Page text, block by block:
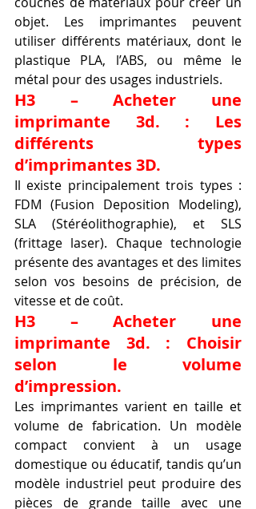
objet. Les imprimantes peuvent
utiliser différents matériaux, dont le
plastique PLA, l’ABS, ou même le
métal pour des usages industriels.
H3 – Acheter une
imprimante 3d. : Les
différents types
d’imprimantes 3D.
Il existe principalement trois types :
FDM (Fusion Deposition Modeling),
SLA (Stéréolithographie), et SLS
(frittage laser). Chaque technologie
présente des avantages et des limites
selon vos besoins de précision, de
vitesse et de coût.
H3 – Acheter une
imprimante 3d. : Choisir
selon le volume
d’impression.
Les imprimantes varient en taille et
volume de fabrication. Un modèle
compact convient à un usage
domestique ou éducatif, tandis qu’un
modèle industriel peut produire des
pièces de grande taille avec une